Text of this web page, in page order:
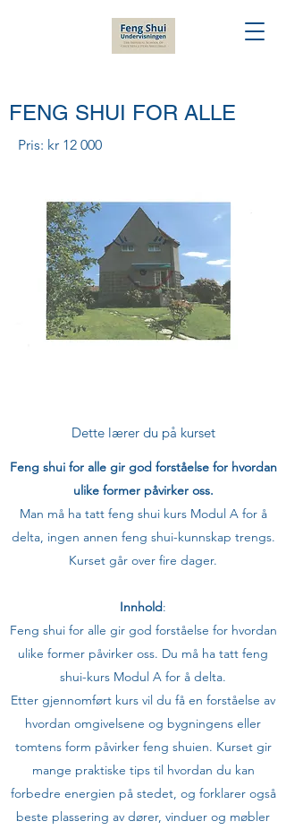
FENG SHUI FOR ALLE
Pris: kr 12 000
Dette lærer du på kurset
Feng shui for alle gir god forståelse for hvordan
ulike former påvirker oss.
Man må ha tatt feng shui kurs Modul A for å
delta, ingen annen feng shui-kunnskap trengs.
Kurset går over fire dager.
Innhold:
Feng shui for alle gir god forståelse for hvordan
ulike former påvirker oss. Du må ha tatt feng
shui-kurs Modul A for å delta.
Etter gjennomført kurs vil du få en forståelse av
hvordan omgivelsene og bygningens eller
tomtens form påvirker feng shuien. Kurset gir
mange praktiske tips til hvordan du kan
forbedre energien på stedet, og forklarer også
beste plassering av dører, vinduer og møbler